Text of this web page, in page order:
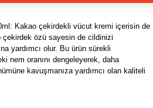
Kakao çekirdekli vücut kremi içerisin de
çekirdek özü sayesin de cildinizi
yardımcı olur. Bu ürün sürekli
nem oranını dengeleyerek, daha
kavuşmanıza yardımcı olan kaliteli